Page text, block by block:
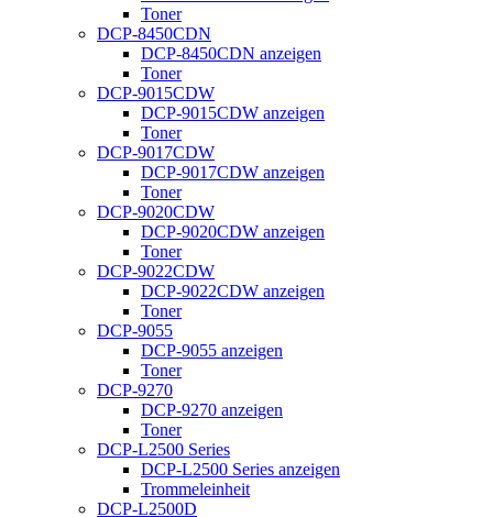
Toner
DCP-8450CDN
DCP-8450CDN anzeigen
Toner
DCP-9015CDW
DCP-9015CDW anzeigen
Toner
DCP-9017CDW
DCP-9017CDW anzeigen
Toner
DCP-9020CDW
DCP-9020CDW anzeigen
Toner
DCP-9022CDW
DCP-9022CDW anzeigen
Toner
DCP-9055
DCP-9055 anzeigen
Toner
DCP-9270
DCP-9270 anzeigen
Toner
DCP-L2500 Series
DCP-L2500 Series anzeigen
Trommeleinheit
DCP-L2500D